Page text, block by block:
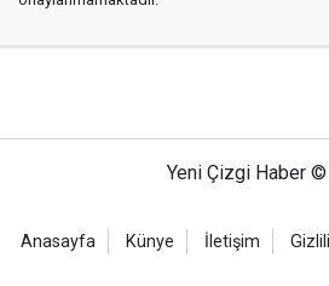
Yeni Çizgi Haber
Anasayfa Künye İletişim